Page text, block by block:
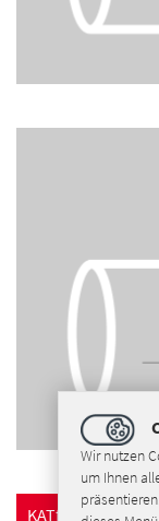
KATflow 180
Wir nutzen
um Ihnen